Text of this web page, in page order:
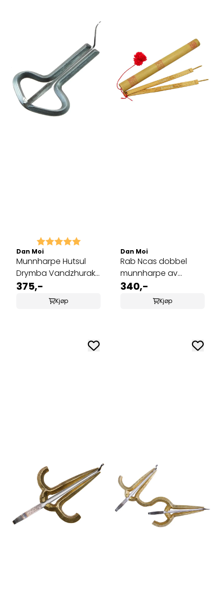
Karakter: 5.0 av 5 mulige
Dan Moi
Munnharpe Hutsul
Drymba Vandzhurak
MKU-3
375,-
Kjøp
Dan Moi
Rab Ncas dobbel
munnharpe av
bambus MBT-5
340,-
Kjøp